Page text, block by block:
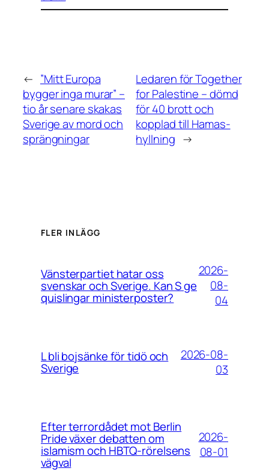
← ”Mitt Europa
bygger inga murar” –
tio år senare skakas
Sverige av mord och
sprängningar
Ledaren för Together
for Palestine – dömd
för 40 brott och
kopplad till Hamas-
hyllning →
FLER INLÄGG
Vänsterpartiet hatar oss
svenskar och Sverige. Kan S ge
quislingar ministerposter?
2026-
08-
04
L bli bojsänke för tidö och
Sverige
2026-08-
03
Efter terrordådet mot Berlin
Pride växer debatten om
islamism och HBTQ-rörelsens
vägval
2026-
08-01